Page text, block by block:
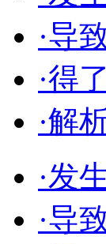
·导
·得
·解
·发
·导